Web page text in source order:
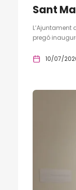
Sant
pregó
10/07/